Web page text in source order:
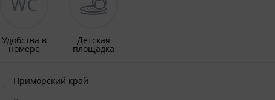
Удобства в
номере
Детская
площадка
Приморский край